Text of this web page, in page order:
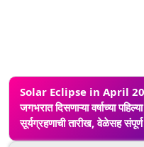
Solar Eclipse in April
जगभरात दिसणाऱ्या वर्षाच्या पहिल्या
सूर्यग्रहणाची तारीख, वेळेसह संपूर्ण
जाणून घ्या